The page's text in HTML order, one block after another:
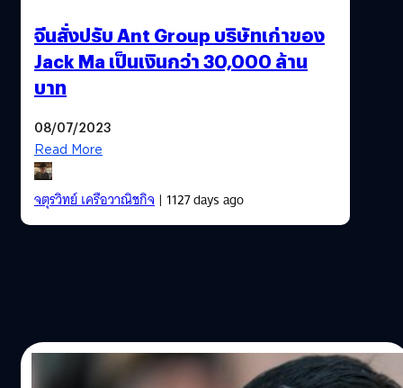
จีนสั่งปรับ Ant Group บริษัทเก่าของ
Jack Ma เป็นเงินกว่า 30,000 ล้าน
บาท
08/07/2023
Read More
จตุรวิทย์ เครือวาณิชกิจ| 1127 days ago